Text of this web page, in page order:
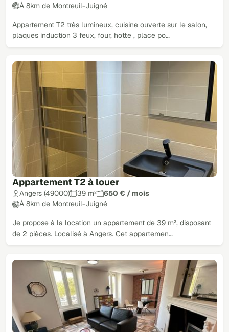
À 8km de Montreuil-Juigné
Appartement T2 très lumineux, cuisine ouverte sur le salon,
plaques induction 3 feux, four, hotte , place po…
Appartement T2 à louer
Angers (49000) 39 m²
650 € / mois
À 8km de Montreuil-Juigné
Je propose à la location un appartement de 39 m², disposant
de 2 pièces. Localisé à Angers. Cet appartemen…